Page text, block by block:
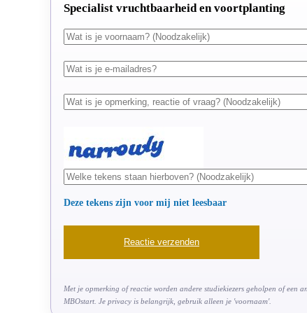
Specialist vruchtbaarheid en voortplanting
Deze tekens zijn voor mij niet leesbaar
Met je opmerking of reactie worden andere studiekiezers geholpen of een
MBOstart. Je privacy is belangrijk, gebruik alleen je 'voornaam'.